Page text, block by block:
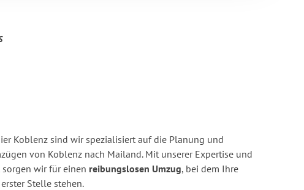
Koblenz sind wir spezialisiert auf die Planung und
von Koblenz nach Mailand. Mit unserer Expertise und
wir für einen reibungslosen Umzug, bei dem Ihre
Stelle stehen.